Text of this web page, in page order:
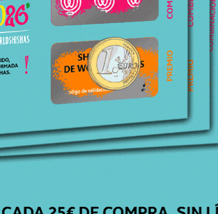
ENTREGA
EN 24H-48H
Recibe tu pedido cómodamente en casa.
GARANTÍA DE